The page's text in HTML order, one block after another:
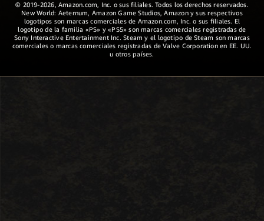
© 2019-2026, Amazon.com, Inc. o sus filiales. Todos los derechos reservados.
New World: Aeternum, Amazon Game Studios, Amazon y sus respectivos
logotipos son marcas comerciales de Amazon.com, Inc. o sus filiales. El
logotipo de la familia «PS» y «PS5» son marcas comerciales registradas de
Sony Interactive Entertainment Inc. Steam y el logotipo de Steam son marcas
comerciales o marcas comerciales registradas de Valve Corporation en EE. UU.
u otros países.